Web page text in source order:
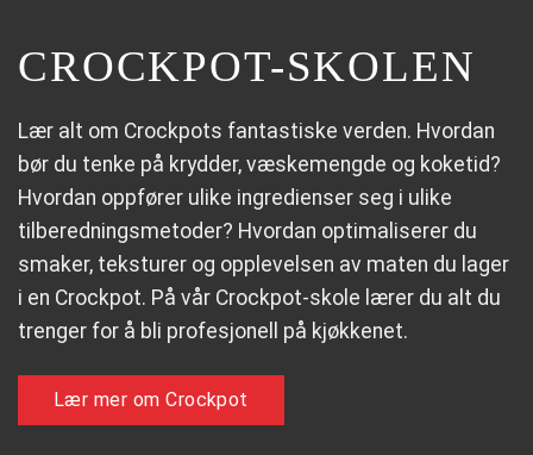
CROCKPOT-SKOLEN
Lær alt om Crockpots fantastiske verden. Hvordan
bør du tenke på krydder, væskemengde og koketid?
Hvordan oppfører ulike ingredienser seg i ulike
tilberedningsmetoder? Hvordan optimaliserer du
smaker, teksturer og opplevelsen av maten du lager
i en Crockpot. På vår Crockpot-skole lærer du alt du
trenger for å bli profesjonell på kjøkkenet.
Lær mer om Crockpot